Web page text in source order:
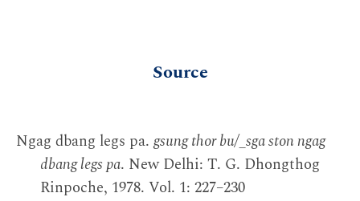
Source
Ngag dbang legs pa.gsung thor bu/_sga ston ngag
dbang legs pa. New Delhi: T. G. Dhongthog
Rinpoche, 1978. Vol. 1: 227–230